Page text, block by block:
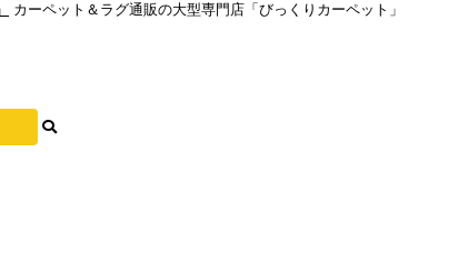
カーペット＆ラグ通販の大型専門店「びっくりカーペット」